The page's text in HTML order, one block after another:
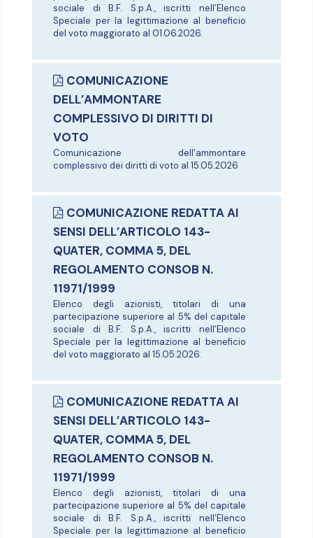
sociale di B.F. S.p.A., iscritti nell’Elenco
Speciale per la legittimazione al beneficio
del voto maggiorato al 01.06.2026.
COMUNICAZIONE
DELL’AMMONTARE
COMPLESSIVO DI DIRITTI DI
VOTO
Comunicazione dell'ammontare
complessivo dei diritti di voto al 15.05.2026
COMUNICAZIONE REDATTA AI
SENSI DELL’ARTICOLO 143-
QUATER, COMMA 5, DEL
REGOLAMENTO CONSOB N.
11971/1999
Elenco degli azionisti, titolari di una
partecipazione superiore al 5% del capitale
sociale di B.F. S.p.A., iscritti nell’Elenco
Speciale per la legittimazione al beneficio
del voto maggiorato al 15.05.2026.
COMUNICAZIONE REDATTA AI
SENSI DELL’ARTICOLO 143-
QUATER, COMMA 5, DEL
REGOLAMENTO CONSOB N.
11971/1999
Elenco degli azionisti, titolari di una
partecipazione superiore al 5% del capitale
sociale di B.F. S.p.A., iscritti nell’Elenco
Speciale per la legittimazione al beneficio